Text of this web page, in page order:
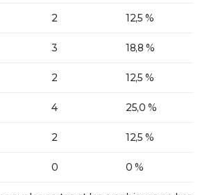
2 12,5 %
3 18,8 %
2 12,5 %
4 25,0 %
2 12,5 %
0 0 %